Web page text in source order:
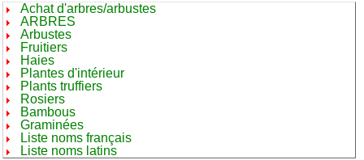
Achat d'arbres/arbustes
ARBRES
Arbustes
Fruitiers
Haies
Plantes d'intérieur
Plants truffiers
Rosiers
Bambous
Graminées
Liste noms français
Liste noms latins